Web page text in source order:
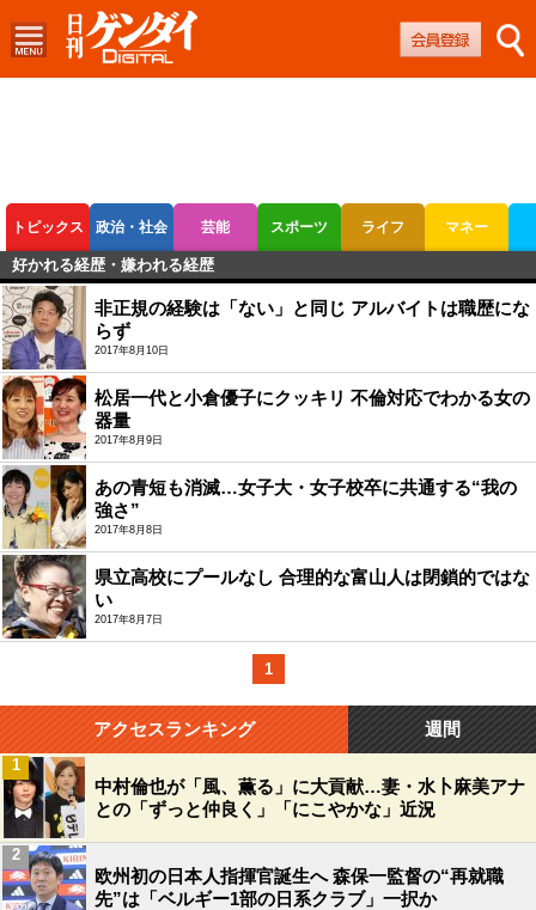
トピックス 政治・社会 芸能 スポーツ ライフ マネー
ボートレース 競輪 オートレース
好かれる経歴・嫌われる経歴
非正規の経験は「ない」と同じ アルバイトは職歴にな
らず
2017年8月10日
松居一代と小倉優子にクッキリ 不倫対応でわかる女の
器量
2017年8月9日
あの青短も消滅…女子大・女子校卒に共通する“我の
強さ”
2017年8月8日
県立高校にプールなし 合理的な富山人は閉鎖的ではな
い
2017年8月7日
1
アクセスランキング 週間
中村倫也が「風、薫る」に大貢献…妻・水卜麻美アナ
との「ずっと仲良く」「にこやかな」近況
1
欧州初の日本人指揮官誕生へ 森保一監督の“再就職
先”は「ベルギー1部の日系クラブ」一択か
2